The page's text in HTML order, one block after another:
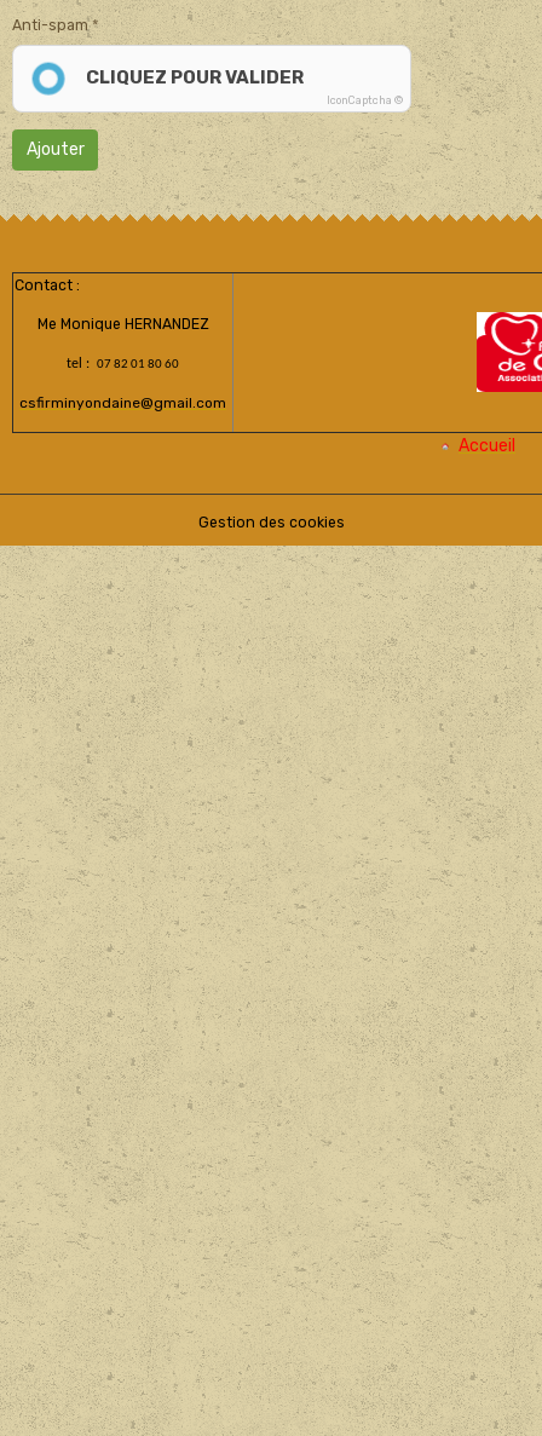
Anti-spam
CLIQUEZ POUR VALIDER
IconCaptcha ©
Ajouter
Contact :
Me Monique HERNANDEZ
tel : 07 82 01 80 60
csfirminyondaine@gmail.com
Accueil
Gestion des cookies